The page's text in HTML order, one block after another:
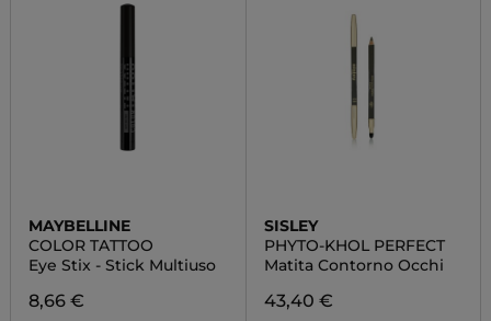
MAYBELLINE
COLOR TATTOO
Eye Stix - Stick Multiuso
8,66 €
SISLEY
PHYTO-KHOL PERFECT
Matita Contorno Occhi
43,40 €